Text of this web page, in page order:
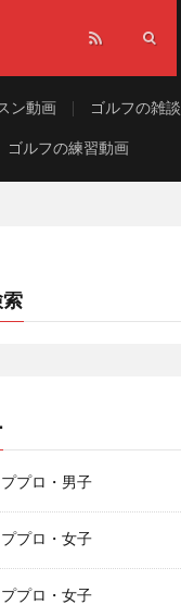
ン動画 ゴルフの雑談
ゴルフの練習動画
プロ・男子
プロ・女子
プロ・女子